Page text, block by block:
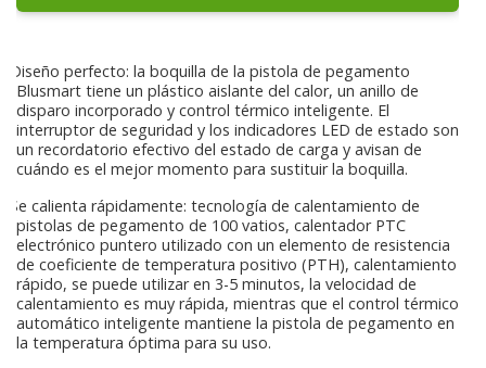
Diseño perfecto: la boquilla de la pistola de pegamento
Blusmart tiene un plástico aislante del calor, un anillo de
disparo incorporado y control térmico inteligente. El
interruptor de seguridad y los indicadores LED de estado son
un recordatorio efectivo del estado de carga y avisan de
cuándo es el mejor momento para sustituir la boquilla.
Se calienta rápidamente: tecnología de calentamiento de
pistolas de pegamento de 100 vatios, calentador PTC
electrónico puntero utilizado con un elemento de resistencia
de coeficiente de temperatura positivo (PTH), calentamiento
rápido, se puede utilizar en 3-5 minutos, la velocidad de
calentamiento es muy rápida, mientras que el control térmico
automático inteligente mantiene la pistola de pegamento en
la temperatura óptima para su uso.